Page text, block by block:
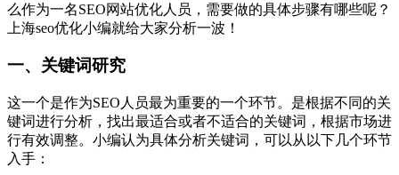
么作为一名SEO网站优化人员，需要做的具体步骤有哪些呢？
上海seo优化小编就给大家分析一波！
一、关键词研究
这一个是作为SEO人员最为重要的一个环节。是根据不同的关
键词进行分析，找出最适合或者不适合的关键词，根据市场进
行有效调整。小编认为具体分析关键词，可以从以下几个环节
入手：